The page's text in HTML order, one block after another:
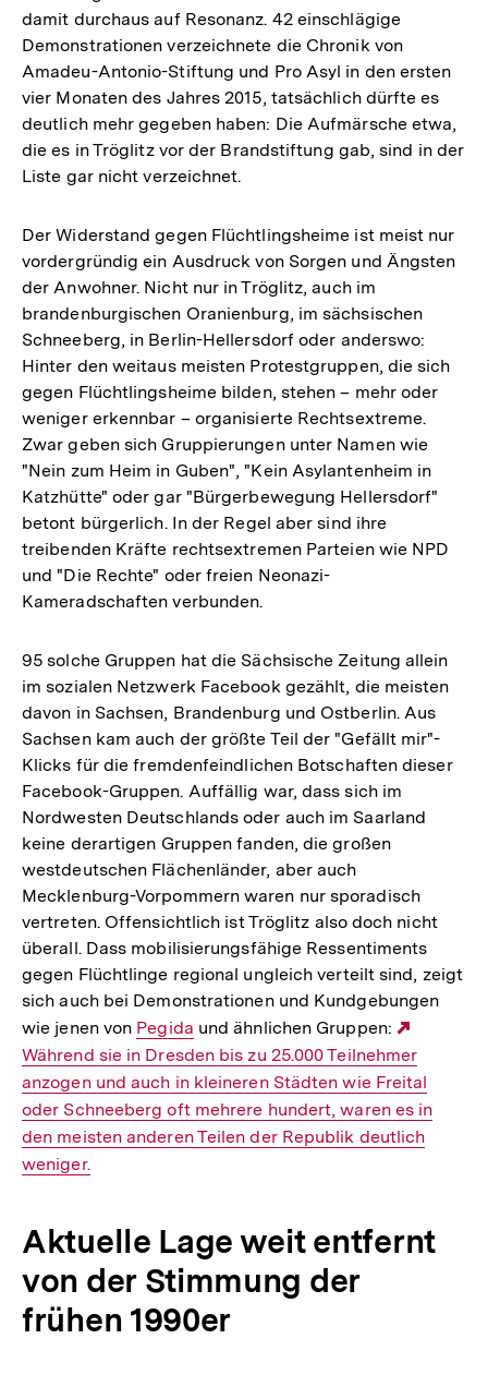
damit durchaus auf Resonanz. 42 einschlägige
Demonstrationen verzeichnete die Chronik von
Amadeu-Antonio-Stiftung und Pro Asyl in den ersten
vier Monaten des Jahres 2015, tatsächlich dürfte es
deutlich mehr gegeben haben: Die Aufmärsche etwa,
die es in Tröglitz vor der Brandstiftung gab, sind in der
Liste gar nicht verzeichnet.
Der Widerstand gegen Flüchtlingsheime ist meist nur
vordergründig ein Ausdruck von Sorgen und Ängsten
der Anwohner. Nicht nur in Tröglitz, auch im
brandenburgischen Oranienburg, im sächsischen
Schneeberg, in Berlin-Hellersdorf oder anderswo:
Hinter den weitaus meisten Protestgruppen, die sich
gegen Flüchtlingsheime bilden, stehen – mehr oder
weniger erkennbar – organisierte Rechtsextreme.
Zwar geben sich Gruppierungen unter Namen wie
"Nein zum Heim in Guben", "Kein Asylantenheim in
Katzhütte" oder gar "Bürgerbewegung Hellersdorf"
betont bürgerlich. In der Regel aber sind ihre
treibenden Kräfte rechtsextremen Parteien wie NPD
und "Die Rechte" oder freien Neonazi-
Kameradschaften verbunden.
95 solche Gruppen hat die Sächsische Zeitung allein
im sozialen Netzwerk Facebook gezählt, die meisten
davon in Sachsen, Brandenburg und Ostberlin. Aus
Sachsen kam auch der größte Teil der "Gefällt mir"-
Klicks für die fremdenfeindlichen Botschaften dieser
Facebook-Gruppen. Auffällig war, dass sich im
Nordwesten Deutschlands oder auch im Saarland
keine derartigen Gruppen fanden, die großen
westdeutschen Flächenländer, aber auch
Mecklenburg-Vorpommern waren nur sporadisch
vertreten. Offensichtlich ist Tröglitz also doch nicht
überall. Dass mobilisierungsfähige Ressentiments
gegen Flüchtlinge regional ungleich verteilt sind, zeigt
sich auch bei Demonstrationen und Kundgebungen
wie jenen von Interner
Link:
Pegida und ähnlichen Gruppen:
Link:
Während sie in Dresden bis zu 25.000 Teilnehmer
anzogen und auch in kleineren Städten wie Freital
oder Schneeberg oft mehrere hundert, waren es in
den meisten anderen Teilen der Republik deutlich
weniger.
Aktuelle Lage weit entfernt
von der Stimmung der
frühen 1990er